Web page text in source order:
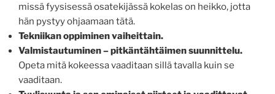
missä fyysisessä osatekijässä kokelas on heikko, jotta
hän pystyy ohjaamaan tätä.
Tekniikan oppiminen vaiheittain.
Valmistautuminen – pitkäntähtäimen suunnittelu.
Opeta mitä kokeessa vaaditaan sillä tavalla kuin se
vaaditaan.